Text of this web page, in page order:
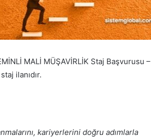
MALİ MÜŞAVİRLİK Staj Başvurusu –
ilanıdır.
kariyerlerini doğru adımlarla